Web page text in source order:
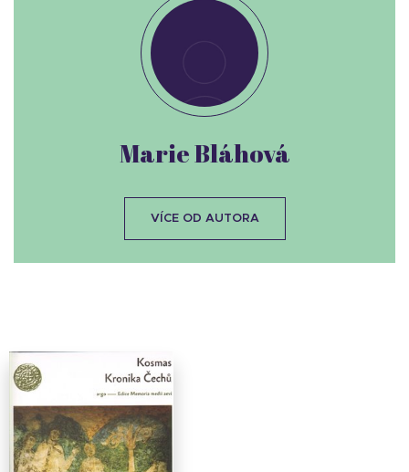
Marie Bláhová
VÍCE OD AUTORA